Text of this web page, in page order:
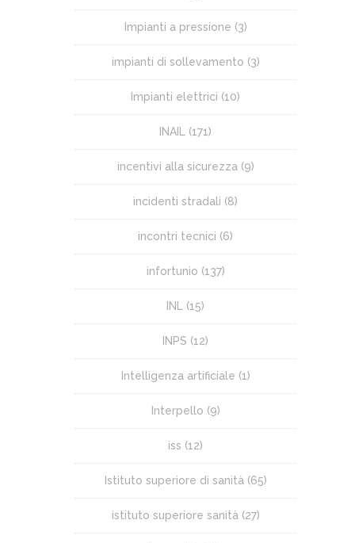
Impianti a pressione (3)
impianti di sollevamento (3)
Impianti elettrici (10)
INAIL (171)
incentivi alla sicurezza(9)
incidenti stradali (8)
incontri tecnici (6)
infortunio (137)
INL (15)
INPS (12)
Intelligenza artificiale (1)
Interpello (9)
iss (12)
Istituto superiore di sanità(65)
istituto superiore sanità(27)